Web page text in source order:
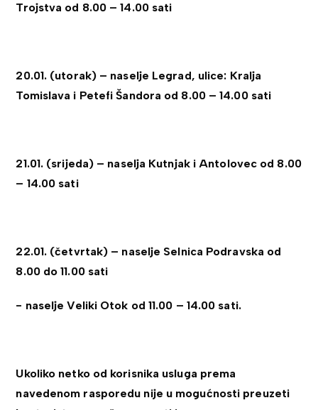
Trojstva od 8.00 – 14.00 sati
20.01. (utorak) – naselje Legrad, ulice: Kralja
Tomislava i Petefi Šandora od 8.00 – 14.00 sati
21.01. (srijeda) – naselja Kutnjak i Antolovec od 8.00
– 14.00 sati
22.01. (četvrtak) – naselje Selnica Podravska od
8.00 do 11.00 sati
- naselje Veliki Otok od 11.00 – 14.00 sati.
Ukoliko netko od korisnika usluga prema
navedenom rasporedu nije u mogućnosti preuzeti